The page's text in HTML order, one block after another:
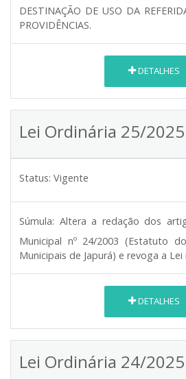
DESTINAÇÃO DE USO DA
PROVIDÊNCIAS.
DETALHES
Lei Ordinária 25/2025
Status: Vigente
Súmula: Altera a redação dos
Municipal nº 24/2003 (Estatuto
Municipais de Japurá) e revoga a Lei
DETALHES
Lei Ordinária 24/2025